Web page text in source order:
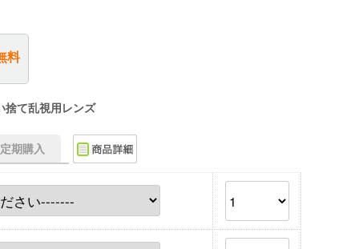
料
捨て乱視用レンズ
期購入